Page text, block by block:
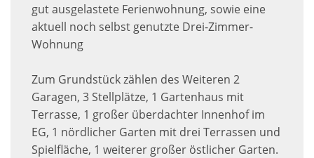
gut ausgelastete Ferienwohnung, sowie eine
aktuell noch selbst genutzte Drei-Zimmer-
Wohnung
Zum Grundstück zählen des Weiteren 2
Garagen, 3 Stellplätze, 1 Gartenhaus mit
Terrasse, 1 großer überdachter Innenhof im
EG, 1 nördlicher Garten mit drei Terrassen und
Spielfläche, 1 weiterer großer östlicher Garten.